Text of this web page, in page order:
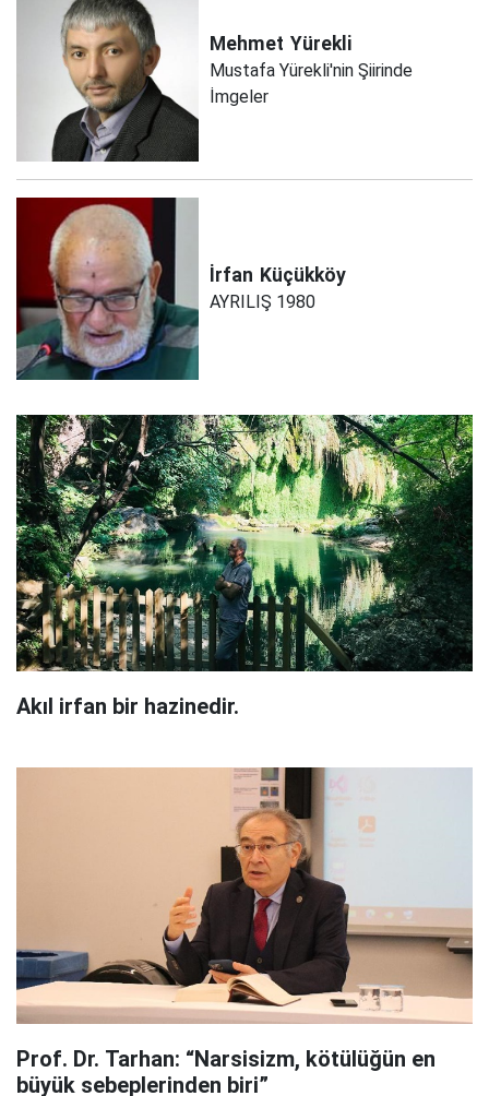
Mehmet Yürekli
Mustafa Yürekli'nin Şiirinde
İmgeler
İrfan Küçükköy
AYRILIŞ 1980
Akıl irfan bir hazinedir.
Prof. Dr. Tarhan: “Narsisizm, kötülüğün en
büyük sebeplerinden biri”